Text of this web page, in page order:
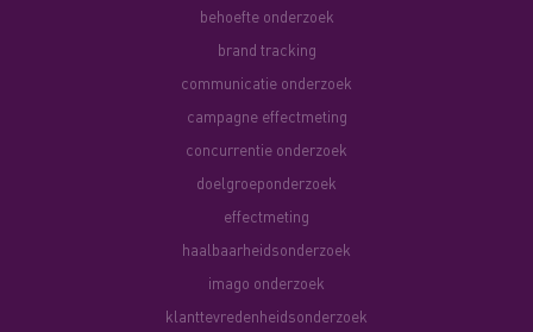
behoefte onderzoek
brand tracking
communicatie onderzoek
campagne effectmeting
concurrentie onderzoek
doelgroeponderzoek
effectmeting
haalbaarheidsonderzoek
imago onderzoek
klanttevredenheidsonderzoek